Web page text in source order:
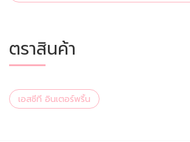
ตราสินค้า
เอสซีที อินเตอร์พริ้น